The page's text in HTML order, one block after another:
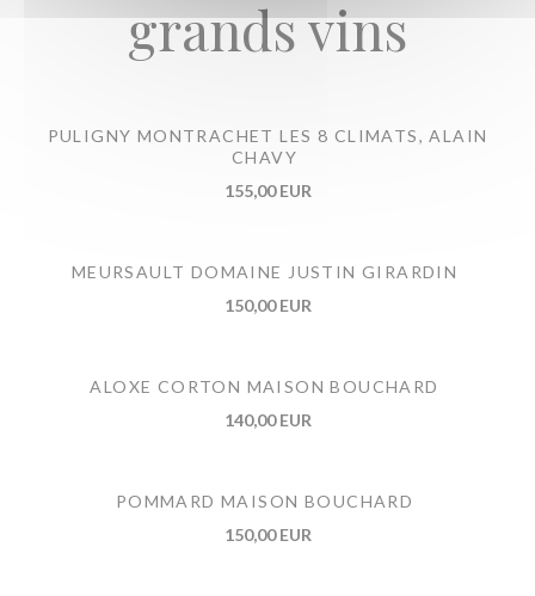
grands vins
PULIGNY MONTRACHET LES 8 CLIMATS, ALAIN
CHAVY
155,00 EUR
MEURSAULT DOMAINE JUSTIN GIRARDIN
150,00 EUR
ALOXE CORTON MAISON BOUCHARD
140,00 EUR
POMMARD MAISON BOUCHARD
150,00 EUR